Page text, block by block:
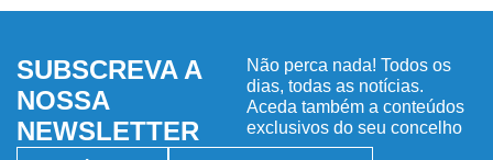
SUBSCREVA A
NOSSA
NEWSLETTER
Não perca nada! Todos os
dias, todas as notícias.
Aceda também a conteúdos
exclusivos do seu concelho